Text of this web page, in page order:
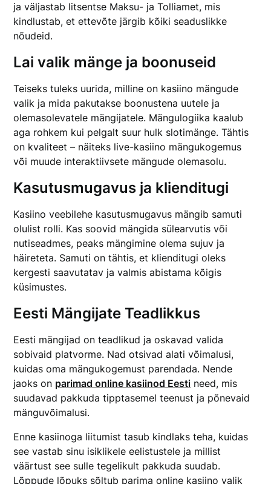
ja väljastab litsentse Maksu- ja Tolliamet, mis
kindlustab, et ettevõte järgib kõiki seaduslikke
nõudeid.
Lai valik mänge ja boonuseid
Teiseks tuleks uurida, milline on kasiino mängude
valik ja mida pakutakse boonustena uutele ja
olemasolevatele mängijatele. Mängulogiika kaalub
aga rohkem kui pelgalt suur hulk slotimänge. Tähtis
on kvaliteet – näiteks live-kasiino mängukogemus
või muude interaktiivsete mängude olemasolu.
Kasutusmugavus ja klienditugi
Kasiino veebilehe kasutusmugavus mängib samuti
olulist rolli. Kas soovid mängida sülearvutis või
nutiseadmes, peaks mängimine olema sujuv ja
häireteta. Samuti on tähtis, et klienditugi oleks
kergesti saavutatav ja valmis abistama kõigis
küsimustes.
Eesti Mängijate Teadlikkus
Eesti mängijad on teadlikud ja oskavad valida
sobivaid platvorme. Nad otsivad alati võimalusi,
kuidas oma mängukogemust parendada. Nende
jaoks on parimad online kasiinod Eesti need, mis
suudavad pakkuda tipptasemel teenust ja põnevaid
mänguvõimalusi.
Enne kasiinoga liitumist tasub kindlaks teha, kuidas
see vastab sinu isiklikele eelistustele ja millist
väärtust see sulle tegelikult pakkuda suudab.
Lõppude lõpuks sõltub parima online kasiino valik